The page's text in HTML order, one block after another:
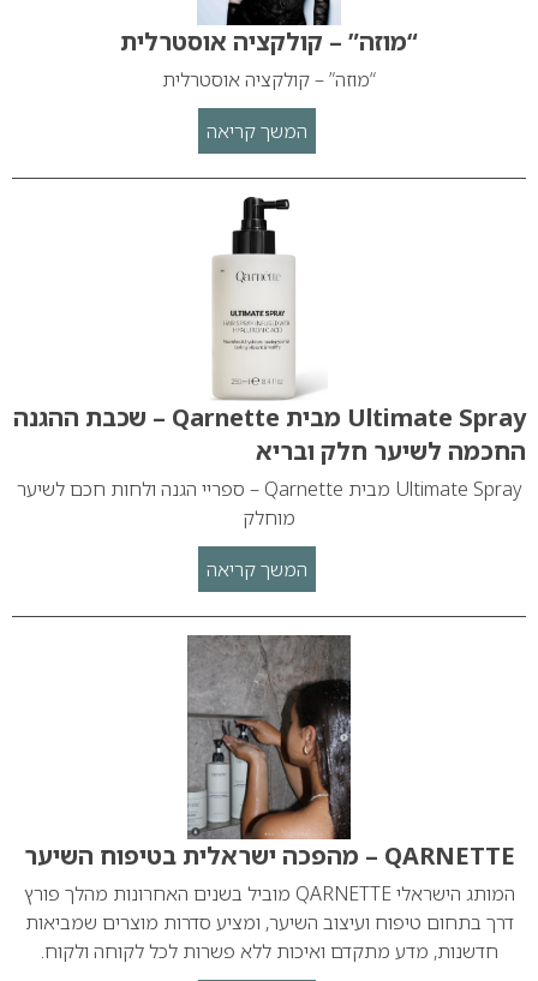
“מוזה” – קולקציה אוסטרלית
“מוזה” – קולקציה אוסטרלית
המשך קריאה
Ultimate Spray מבית Qarnette – שכבת ההגנה
החכמה לשיער חלק ובריא
Ultimate Spray מבית Qarnette – ספריי הגנה ולחות חכם לשיער
מוחלק
המשך קריאה
QARNETTE – מהפכה ישראלית בטיפוח השיער
המותג הישראלי QARNETTE מוביל בשנים האחרונות מהלך פורץ
דרך בתחום טיפוח ועיצוב השיער, ומציע סדרות מוצרים שמביאות
חדשנות, מדע מתקדם ואיכות ללא פשרות לכל לקוחה ולקוח.